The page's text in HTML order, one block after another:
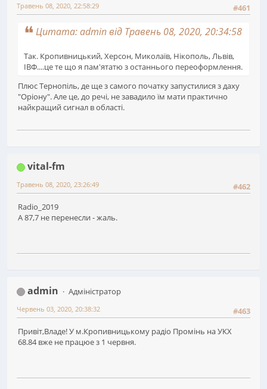
#461
Травень 08, 2020, 22:58:29
Цитата: admin від Травень 08, 2020, 20:34:58
Так. Кропивницький, Херсон, Миколаїв, Нікополь, Львів,
ІВФ....це те що я пам'ятатю з останнього переоформлення.
Плюс Тернопіль, де ще з самого початку запустилися з даху
"Оріону". Але це, до речі, не завадило їм мати практично
найкращий сигнал в області.
vital-fm
#462
Травень 08, 2020, 23:26:49
Radio_2019
А 87,7 не перенесли - жаль.
admin
Адміністратор
#463
Червень 03, 2020, 20:38:32
Привiт,Владе! У м.Кропивницькому радiо Промiнь на УКХ
68.84 вже не працюе з 1 червня.